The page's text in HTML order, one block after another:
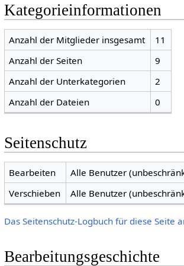
Kategorieinformationen
Anzahl der Mitglieder insgesamt
11
Anzahl der Seiten
9
Anzahl der Unterkategorien
2
Anzahl der Dateien
0
Seitenschutz
Bearbeiten
Alle Benutzer
Verschieben
Alle Benutzer
Das Seitenschutz-Logbuch für diese Seite
Bearbeitungsgeschichte